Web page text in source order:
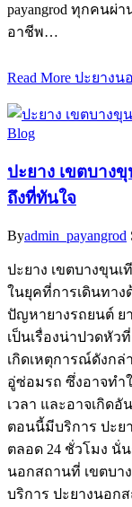
payangrod ทุกคนผ่
อาชีพ…
Read More ปะยางน
Blog
ปะยาง เขตบาง
ถึงที่ทันใจ
Byadmin_payangrod
ปะยาง เขตบางขุน
ในยุคที่การเดินทาง
ปัญหายางรถยนต์ ย
เป็นเรื่องน่าปวดหัว
เกิดเหตุการณ์ดังกล่
อู่ซ่อมรถ ซึ่งอาจทำ
เวลา และอาจเกิดอั
ตอนนี้มีบริการ ปะย
ตลอด 24 ชั่วโมง นั่น
นอกสถานที่ เขตบาง
บริการ ปะยางนอก